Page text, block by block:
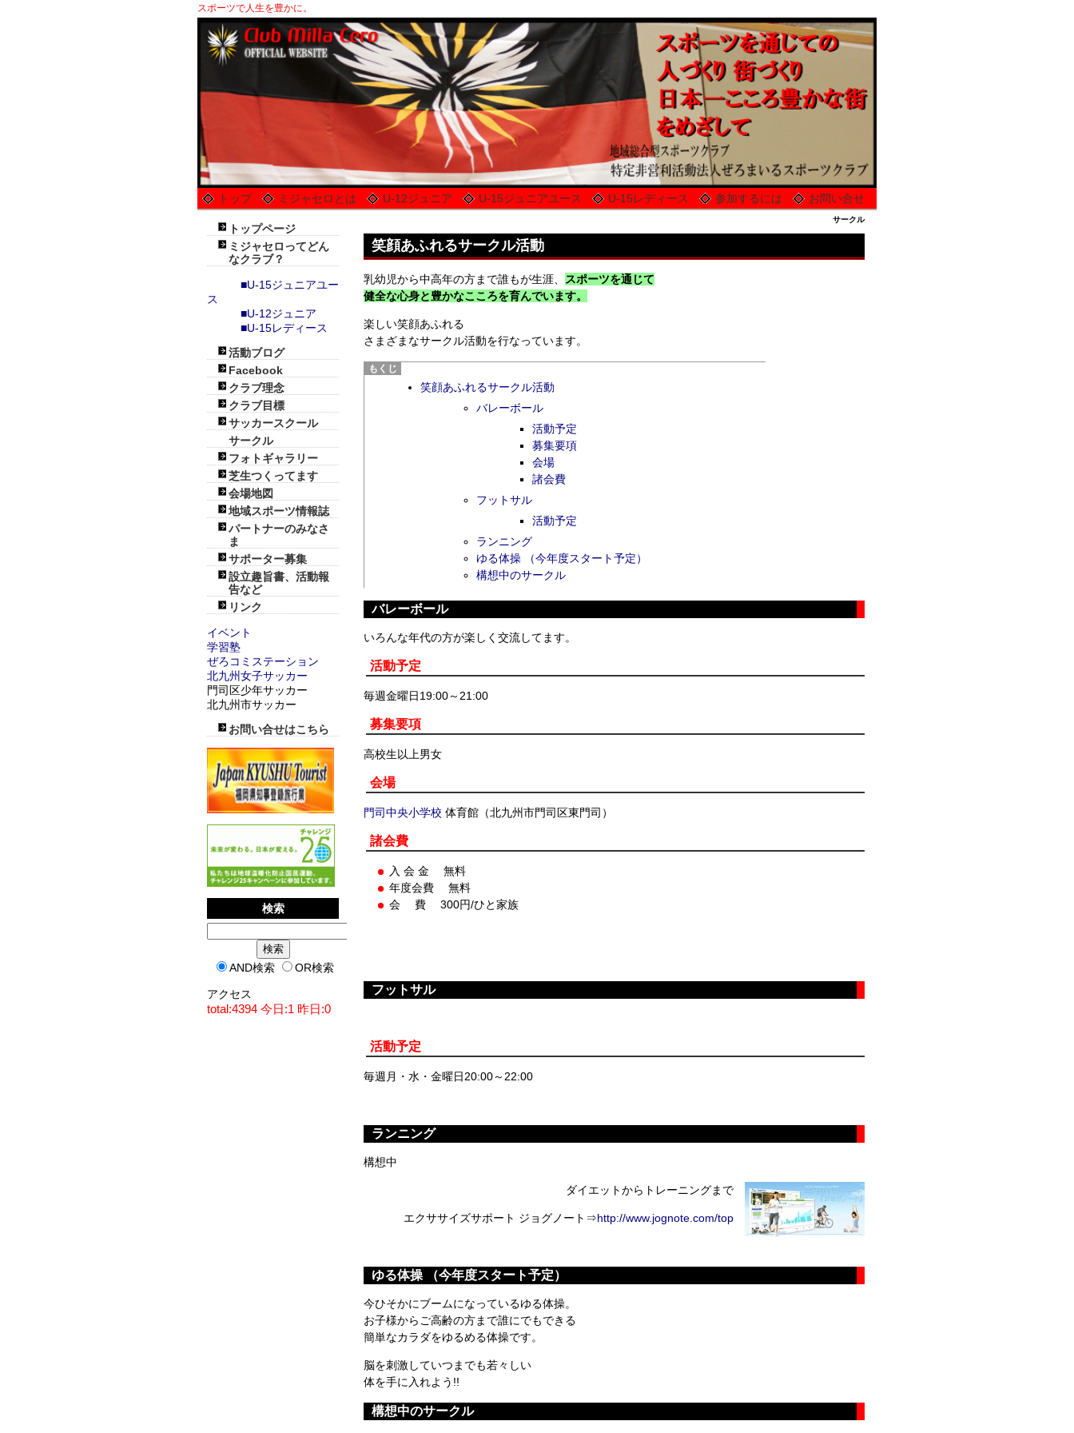
スポーツで人生を豊かに。
トップ ミジャセロとは U-12ジュニア U-15ジュニアユース U-15レディース 参加するには お問い合せ
サークル
笑顔あふれるサークル活動
乳幼児から中高年の方まで誰もが生涯、
スポーツを通じて
健全な心身と豊かなこころを育んでいます。
楽しい笑顔あふれる
さまざまなサークル活動を行なっています。
笑顔あふれるサークル活動
バレーボール
活動予定
募集要項
会場
諸会費
フットサル
活動予定
ランニング
ゆる体操 （今年度スタート予定）
構想中のサークル
バレーボール
いろんな年代の方が楽しく交流してます。
活動予定
毎週金曜日19:00～21:00
募集要項
高校生以上男女
会場
門司中央小学校 体育館（北九州市門司区東門司）
諸会費
入 会 金 無料
年度会費 無料
会 費 300円/ひと家族
フットサル
活動予定
毎週月・水・金曜日20:00～22:00
ランニング
構想中
ダイエットからトレーニングまで
エクササイズサポート ジョグノート⇒http://www.jognote.com/top
ゆる体操 （今年度スタート予定）
今ひそかにブームになっているゆる体操。
お子様からご高齢の方まで誰にでもできる
簡単なカラダをゆるめる体操です。
脳を刺激していつまでも若々しい
体を手に入れよう!!
構想中のサークル
トップページ
ミジャセロってどん
なクラブ？
■U-15ジュニアユー
ス
■U-12ジュニア
■U-15レディース
活動ブログ
Facebook
クラブ理念
クラブ目標
サッカースクール
サークル
フォトギャラリー
芝生つくってます
会場地図
地域スポーツ情報誌
パートナーのみなさ
ま
サポーター募集
設立趣旨書、活動報
告など
リンク
イベント
学習塾
ぜろコミステーション
北九州女子サッカー
門司区少年サッカー
北九州市サッカー
お問い合せはこちら
検索
AND検索 OR検索
アクセス
total:4394 今日:1 昨日:0